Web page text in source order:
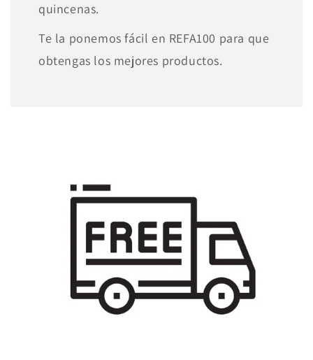
quincenas.
Te la ponemos fácil en REFA100 para que
obtengas los mejores productos.